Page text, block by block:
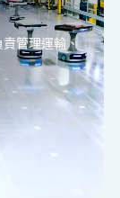
管理運輸、